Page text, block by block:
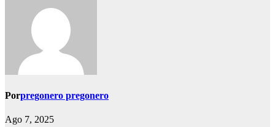
Porpregonero pregonero
Ago 7, 2025